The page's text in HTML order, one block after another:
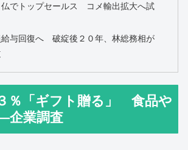
仏でトップセールス コメ輸出拡大へ試
給与回復へ 破綻後２０年、林総務相が
％「ギフト贈る」 食品や
企業調査